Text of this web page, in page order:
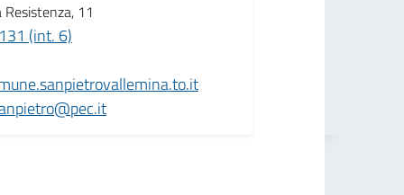
Resistenza, 11
(int. 6)